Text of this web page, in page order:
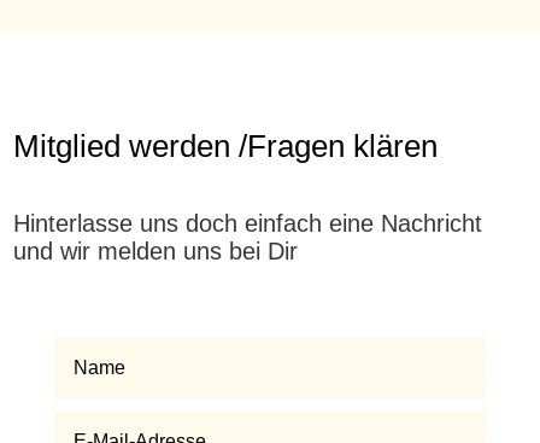
Mitglied werden /Fragen klären
Hinterlasse uns doch einfach eine Nachricht
und wir melden uns bei Dir